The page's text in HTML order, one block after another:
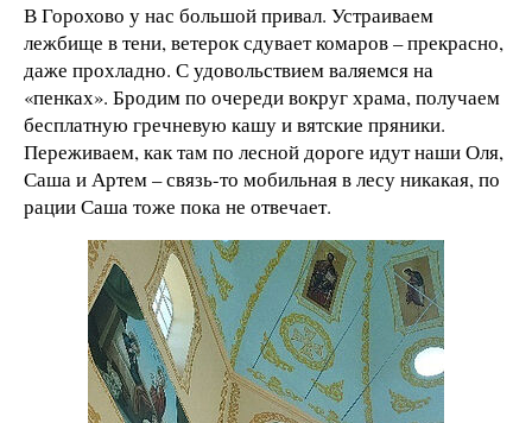
В Горохово у нас большой привал. Устраиваем
лежбище в тени, ветерок сдувает комаров – прекрасно,
даже прохладно. С удовольствием валяемся на
«пенках». Бродим по очереди вокруг храма, получаем
бесплатную гречневую кашу и вятские пряники.
Переживаем, как там по лесной дороге идут наши Оля,
Саша и Артем – связь-то мобильная в лесу никакая, по
рации Саша тоже пока не отвечает.